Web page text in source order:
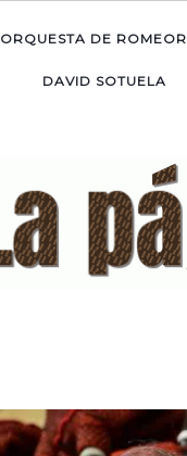
ORQUESTA DE ROMEOR
DAVID SOTUELA